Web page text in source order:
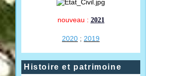
nouveau : 2021
2020 ; 2019
Histoire et patrimoine